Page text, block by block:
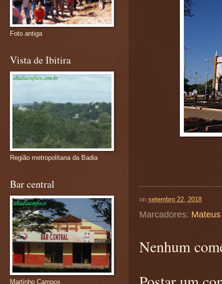
on setembro 22, 2018
Marcadores: Mateus
Nenhum
Foto antiga
Vista de Ibitira
Região metropolitana da Badia
Bar central
Martinho Campos